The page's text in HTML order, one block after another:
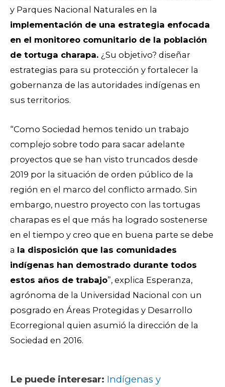
y Parques Nacional Naturales en la
implementación de una estrategia enfocada
en el monitoreo comunitario de la población
de tortuga charapa. ¿Su objetivo? diseñar
estrategias para su protección y fortalecer la
gobernanza de las autoridades indígenas en
sus territorios.
“Como Sociedad hemos tenido un trabajo
complejo sobre todo para sacar adelante
proyectos que se han visto truncados desde
2019 por la situación de orden público de la
región en el marco del conflicto armado. Sin
embargo, nuestro proyecto con las tortugas
charapas es el que más ha logrado sostenerse
en el tiempo y creo que en buena parte se debe
a la disposición que las comunidades
indígenas han demostrado durante todos
estos años de trabajo”, explica Esperanza,
agrónoma de la Universidad Nacional con un
posgrado en Áreas Protegidas y Desarrollo
Ecorregional quien asumió la dirección de la
Sociedad en 2016.
Le puede interesar: Indígenas y